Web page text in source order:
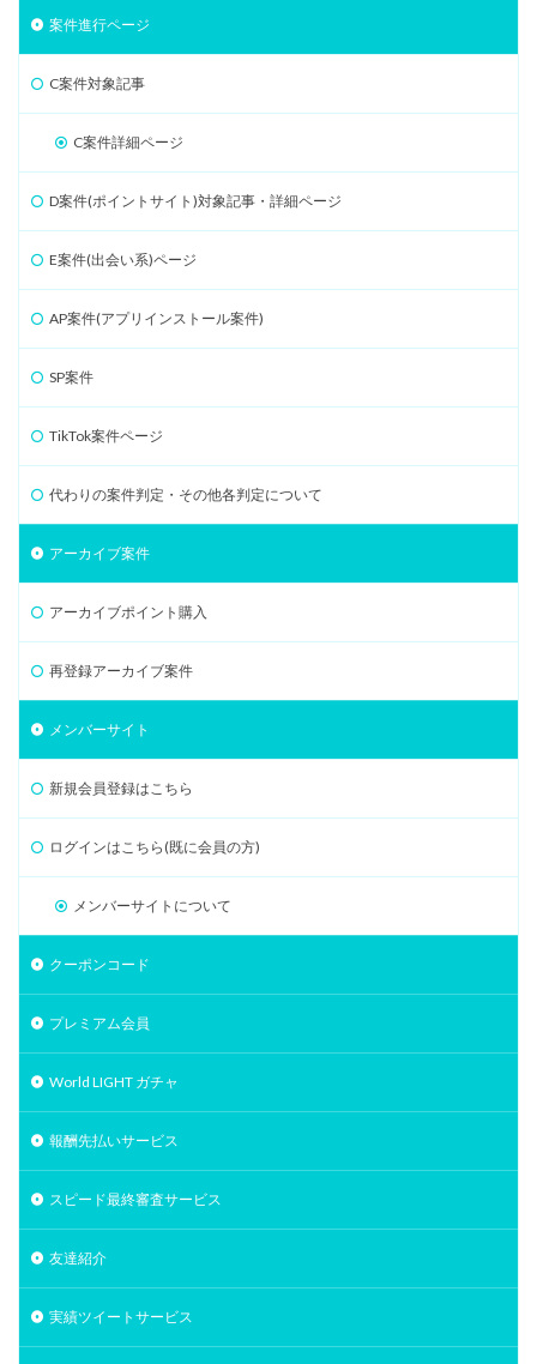
案件進行ページ
C案件対象記事
C案件詳細ページ
D案件(ポイントサイト)対象記事・詳細ページ
E案件(出会い系)ページ
AP案件(アプリインストール案件)
SP案件
TikTok案件ページ
代わりの案件判定・その他各判定について
アーカイブ案件
アーカイブポイント購入
再登録アーカイブ案件
メンバーサイト
新規会員登録はこちら
ログインはこちら(既に会員の方)
メンバーサイトについて
クーポンコード
プレミアム会員
World LIGHT ガチャ
報酬先払いサービス
スピード最終審査サービス
友達紹介
実績ツイートサービス